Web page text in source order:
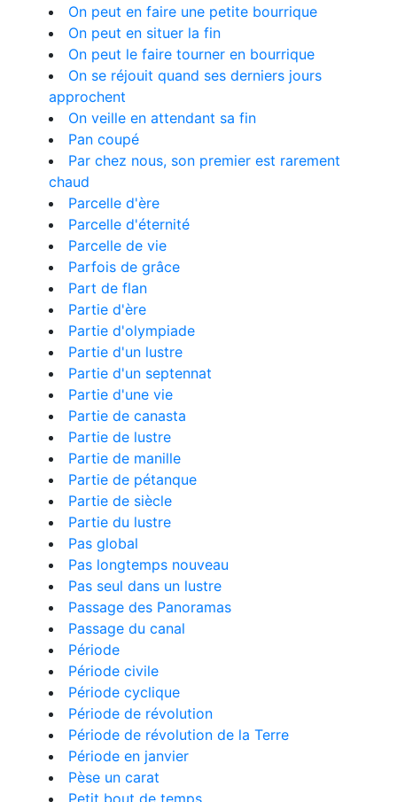
On peut en faire une petite bourrique
On peut en situer la fin
On peut le faire tourner en bourrique
On se réjouit quand ses derniers jours
approchent
On veille en attendant sa fin
Pan coupé
Par chez nous, son premier est rarement
chaud
Parcelle d'ère
Parcelle d'éternité
Parcelle de vie
Parfois de grâce
Part de flan
Partie d'ère
Partie d'olympiade
Partie d'un lustre
Partie d'un septennat
Partie d'une vie
Partie de canasta
Partie de lustre
Partie de manille
Partie de pétanque
Partie de siècle
Partie du lustre
Pas global
Pas longtemps nouveau
Pas seul dans un lustre
Passage des Panoramas
Passage du canal
Période
Période civile
Période cyclique
Période de révolution
Période de révolution de la Terre
Période en janvier
Pèse un carat
Petit bout de temps